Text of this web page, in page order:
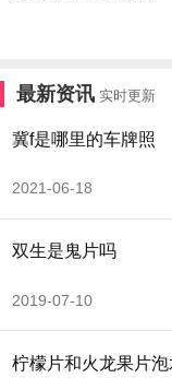
最新资讯 实时更新
冀f是哪里的车牌照
2021-06-18
双生是鬼片吗
2019-07-10
柠檬片和火龙果片